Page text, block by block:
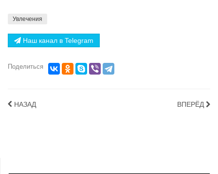
Увлечения
Наш канал в Telegram
Поделиться
НАЗАД ВПЕРЁД